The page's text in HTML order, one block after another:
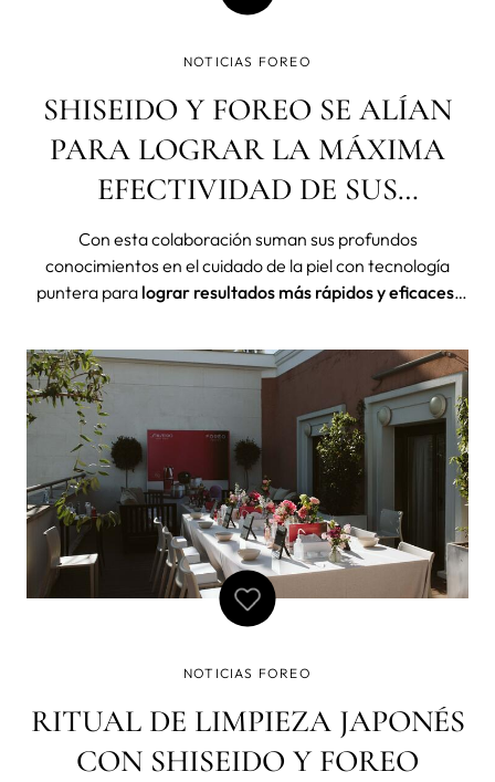
NOTICIAS FOREO
SHISEIDO Y FOREO SE ALÍAN
PARA LOGRAR LA MÁXIMA
EFECTIVIDAD DE SUS
PRODUCTOS
Con esta colaboración suman sus profundos
conocimientos en el cuidado de la piel con tecnología
puntera para lograr resultados más rápidos y eficaces.
NOTICIAS FOREO
RITUAL DE LIMPIEZA JAPONÉS
CON SHISEIDO Y FOREO